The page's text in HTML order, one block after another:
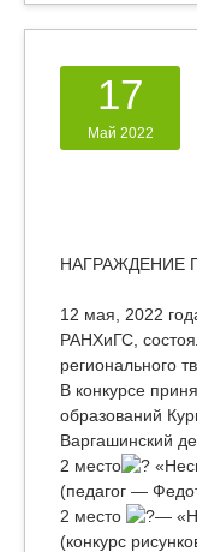
17
Май 2022
НАГРАЖДЕНИЕ
12 мая, 2022
РАНХиГС,
регионального
В конкурсе
образований
Варгашинский
2 место
(педагог —
2 место
—
(конкурс